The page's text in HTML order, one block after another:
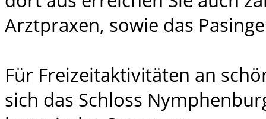
Arztpraxen, sowie das
Für Freizeitaktivitäten an
sich das Schloss